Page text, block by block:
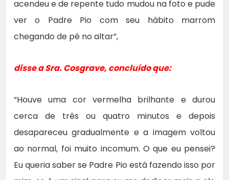
acendeu e de repente tudo mudou na foto e pude
ver o Padre Pio com seu hábito marrom
chegando de pé no altar”,
disse a Sra. Cosgrave,concluído que:
“Houve uma cor vermelha brilhante e durou
cerca de três ou quatro minutos e depois
desapareceu gradualmente e a imagem voltou
ao normal, foi muito incomum. O que eu pensei?
Eu queria saber se Padre Pio está fazendo isso por